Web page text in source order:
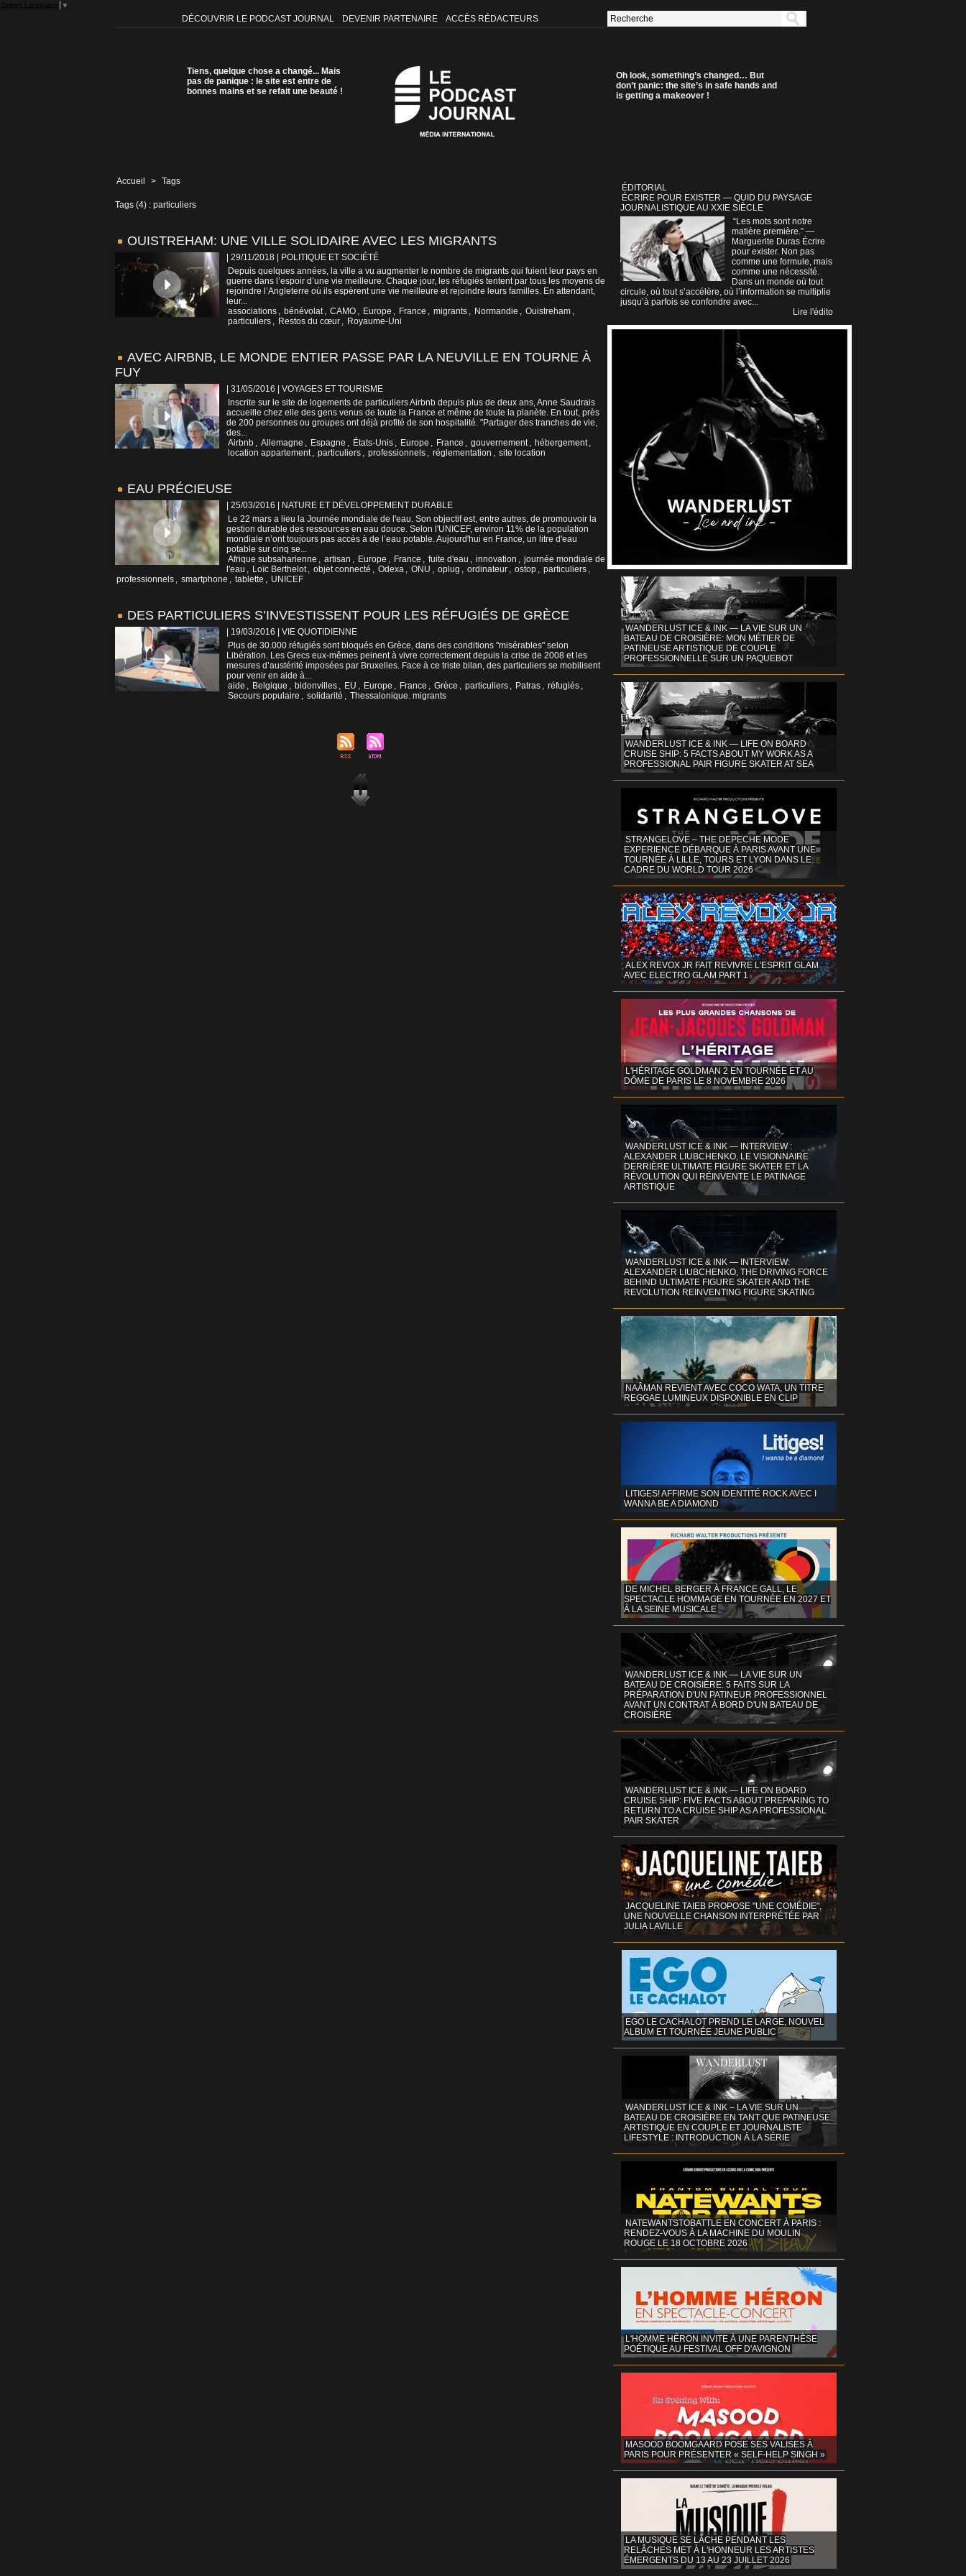
Select Language ▼
DÉCOUVRIR LE PODCAST JOURNAL DEVENIR PARTENAIRE ACCÈS RÉDACTEURS
Tiens, quelque chose a changé... Mais
pas de panique : le site est entre de
bonnes mains et se refait une beauté !
Oh look, something’s changed… But
don’t panic: the site’s in safe hands and
is getting a makeover !
Accueil > Tags
Tags (4) : particuliers
OUISTREHAM: UNE VILLE SOLIDAIRE AVEC LES MIGRANTS
| 29/11/2018
POLITIQUE ET SOCIÉTÉ
Depuis quelques années, la ville a vu augmenter le nombre de migrants qui fuient leur pays en
guerre dans l’espoir d’une vie meilleure. Chaque jour, les réfugiés tentent par tous les moyens de
rejoindre l’Angleterre où ils espèrent une vie meilleure et rejoindre leurs familles. En attendant,
leur...
associations , bénévolat , CAMO , Europe , France , migrants , Normandie , Ouistreham ,
particuliers , Restos du cœur , Royaume-Uni
AVEC AIRBNB, LE MONDE ENTIER PASSE PAR LA NEUVILLE EN TOURNE À
FUY
| 31/05/2016
VOYAGES ET TOURISME
Inscrite sur le site de logements de particuliers Airbnb depuis plus de deux ans, Anne Saudrais
accueille chez elle des gens venus de toute la France et même de toute la planète. En tout, près
de 200 personnes ou groupes ont déjà profité de son hospitalité. "Partager des tranches de vie,
des...
Airbnb , Allemagne , Espagne , États-Unis , Europe , France , gouvernement , hébergement ,
location appartement , particuliers , professionnels , réglementation , site location
EAU PRÉCIEUSE
| 25/03/2016
NATURE ET DÉVELOPPEMENT DURABLE
Le 22 mars a lieu la Journée mondiale de l'eau. Son objectif est, entre autres, de promouvoir la
gestion durable des ressources en eau douce. Selon l'UNICEF, environ 11% de la population
mondiale n’ont toujours pas accès à de l’eau potable. Aujourd'hui en France, un litre d'eau
potable sur cinq se...
Afrique subsaharienne , artisan , Europe , France , fuite d'eau , innovation , journée mondiale de
l'eau , Loïc Berthelot , objet connecté , Odexa , ONU , oplug , ordinateur , ostop , particuliers ,
professionnels , smartphone , tablette , UNICEF
DES PARTICULIERS S’INVESTISSENT POUR LES RÉFUGIÉS DE GRÈCE
| 19/03/2016
VIE QUOTIDIENNE
Plus de 30.000 réfugiés sont bloqués en Grèce, dans des conditions "misérables" selon
Libération. Les Grecs eux-mêmes peinent à vivre correctement depuis la crise de 2008 et les
mesures d’austérité imposées par Bruxelles. Face à ce triste bilan, des particuliers se mobilisent
pour venir en aide à...
aide , Belgique , bidonvilles , EU , Europe , France , Grèce , particuliers , Patras , réfugiés ,
Secours populaire , solidarité , Thessalonique. migrants
ÉDITORIAL
ÉCRIRE POUR EXISTER — QUID DU PAYSAGE
JOURNALISTIQUE AU XXIE SIÈCLE
“Les mots sont notre
matière première.” —
Marguerite Duras Écrire
pour exister. Non pas
comme une formule, mais
comme une nécessité.
Dans un monde où tout
circule, où tout s’accélère, où l’information se multiplie
jusqu’à parfois se confondre avec...
Lire l'édito
WANDERLUST ICE & INK — LA VIE SUR UN
BATEAU DE CROISIÈRE: MON MÉTIER DE
PATINEUSE ARTISTIQUE DE COUPLE
PROFESSIONNELLE SUR UN PAQUEBOT
WANDERLUST ICE & INK — LIFE ON BOARD
CRUISE SHIP: 5 FACTS ABOUT MY WORK AS A
PROFESSIONAL PAIR FIGURE SKATER AT SEA
STRANGELOVE – THE DEPECHE MODE
EXPERIENCE DÉBARQUE À PARIS AVANT UNE
TOURNÉE À LILLE, TOURS ET LYON DANS LE
CADRE DU WORLD TOUR 2026
ALEX REVOX JR FAIT REVIVRE L'ESPRIT GLAM
AVEC ELECTRO GLAM PART 1
L'HÉRITAGE GOLDMAN 2 EN TOURNÉE ET AU
DÔME DE PARIS LE 8 NOVEMBRE 2026
WANDERLUST ICE & INK — INTERVIEW :
ALEXANDER LIUBCHENKO, LE VISIONNAIRE
DERRIÈRE ULTIMATE FIGURE SKATER ET LA
RÉVOLUTION QUI RÉINVENTE LE PATINAGE
ARTISTIQUE
WANDERLUST ICE & INK — INTERVIEW:
ALEXANDER LIUBCHENKO, THE DRIVING FORCE
BEHIND ULTIMATE FIGURE SKATER AND THE
REVOLUTION REINVENTING FIGURE SKATING
NAÂMAN REVIENT AVEC COCO WATA, UN TITRE
REGGAE LUMINEUX DISPONIBLE EN CLIP
LITIGES! AFFIRME SON IDENTITÉ ROCK AVEC I
WANNA BE A DIAMOND
DE MICHEL BERGER À FRANCE GALL, LE
SPECTACLE HOMMAGE EN TOURNÉE EN 2027 ET
À LA SEINE MUSICALE
WANDERLUST ICE & INK — LA VIE SUR UN
BATEAU DE CROISIÈRE: 5 FAITS SUR LA
PRÉPARATION D'UN PATINEUR PROFESSIONNEL
AVANT UN CONTRAT À BORD D'UN BATEAU DE
CROISIÈRE
WANDERLUST ICE & INK — LIFE ON BOARD
CRUISE SHIP: FIVE FACTS ABOUT PREPARING TO
RETURN TO A CRUISE SHIP AS A PROFESSIONAL
PAIR SKATER
JACQUELINE TAIEB PROPOSE "UNE COMÉDIE",
UNE NOUVELLE CHANSON INTERPRÉTÉE PAR
JULIA LAVILLE
EGO LE CACHALOT PREND LE LARGE, NOUVEL
ALBUM ET TOURNÉE JEUNE PUBLIC
WANDERLUST ICE & INK – LA VIE SUR UN
BATEAU DE CROISIÈRE EN TANT QUE PATINEUSE
ARTISTIQUE EN COUPLE ET JOURNALISTE
LIFESTYLE : INTRODUCTION À LA SÉRIE
NATEWANTSTOBATTLE EN CONCERT À PARIS :
RENDEZ-VOUS À LA MACHINE DU MOULIN
ROUGE LE 18 OCTOBRE 2026
L'HOMME HÉRON INVITE À UNE PARENTHÈSE
POÉTIQUE AU FESTIVAL OFF D'AVIGNON
MASOOD BOOMGAARD POSE SES VALISES À
PARIS POUR PRÉSENTER « SELF-HELP SINGH »
LA MUSIQUE SE LÂCHE PENDANT LES
RELÂCHES MET À L'HONNEUR LES ARTISTES
ÉMERGENTS DU 13 AU 23 JUILLET 2026